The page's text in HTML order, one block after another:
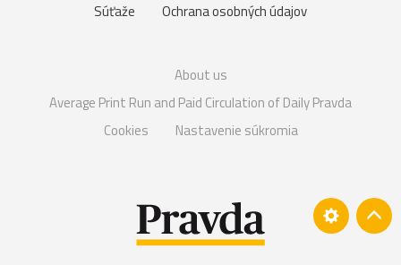
Súťaže
Ochrana osobných údajov
About us
Average Print Run and Paid Circulation of Daily Pravda
Cookies
Nastavenie súkromia